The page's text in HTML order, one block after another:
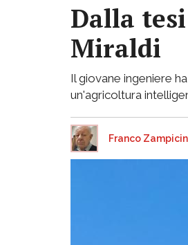
Dalla
Miraldi
Il giovane ingeniere
un'agricoltura
Franco